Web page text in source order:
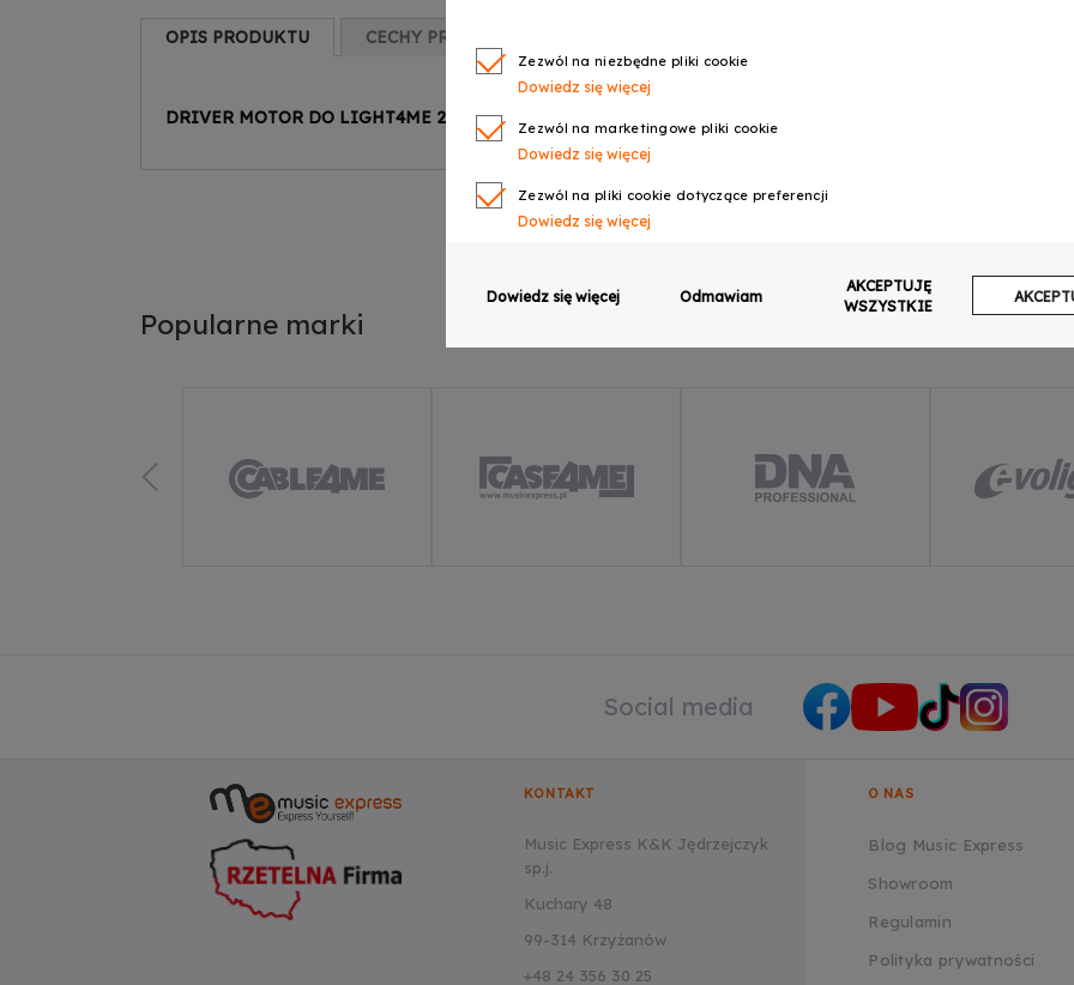
OPIS PRODUKTU
DRIVER MOTOR DO LIGHT4ME 2R
CECHY PRODUKTU
Popularne marki
Social media
KONTAKT
Music Express K&K Jędrzejczyk
sp.j.
Kuchary 48
99-314 Krzyżanów
+48 24 356 30 25
O NAS
Blog Music Express
Showroom
Regulamin
Polityka prywatności
Zezwól na niezbędne pliki cookie
Dowiedz się więcej
Zezwól na marketingowe pliki cookie
Dowiedz się więcej
Zezwól na pliki cookie dotyczące preferencji
Dowiedz się więcej
Dowiedz się więcej
Dowiedz się więcej Odmawiam
AKCEPTUJĘ
WSZYSTKIE